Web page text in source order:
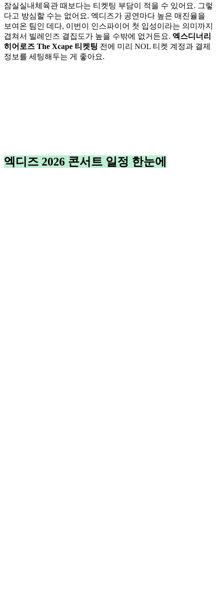
잠실실내체육관 때보다는 티켓팅 부담이 적을 수 있어요. 그렇
다고 방심할 수는 없어요. 엑디즈가 공연마다 높은 매진율을
보여온 팀인 데다, 이번이 인스파이어 첫 입성이라는 의미까지
겹쳐서 빌레인즈 결집도가 높을 수밖에 없거든요. 엑스디너리
히어로즈 The Xcape 티켓팅 전에 미리 NOL 티켓 계정과 결제
정보를 세팅해두는 게 좋아요.
엑디즈 2026 콘서트 일정 한눈에